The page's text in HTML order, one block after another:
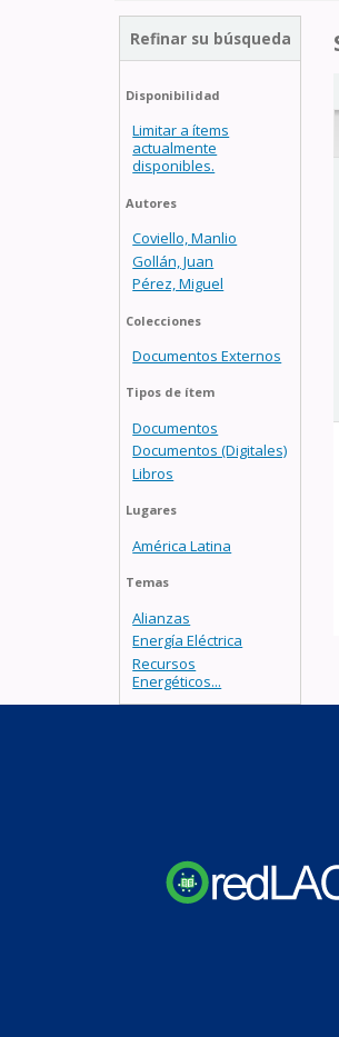
Refinar su búsqueda
Disponibilidad
Limitar a ítems
actualmente
disponibles.
Autores
Coviello, Manlio
Gollán, Juan
Pérez, Miguel
Colecciones
Documentos Externos
Tipos de ítem
Documentos
Documentos (Digitales)
Libros
Lugares
América Latina
Temas
Alianzas
Energía Eléctrica
Recursos
Energéticos...